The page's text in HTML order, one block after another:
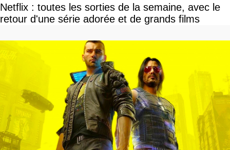
Netflix : toutes les sorties de la semaine, avec le
retour d'une série adorée et de grands films